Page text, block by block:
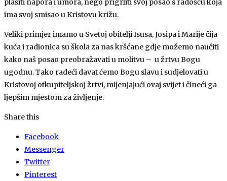
plašiti napora i umora, nego prigrliti svoj posao s radošću koja
ima svoj smisao u Kristovu križu.
Veliki primjer imamo u Svetoj obitelji Isusa, Josipa i Marije čija
kuća i radionica su škola za nas kršćane gdje možemo naučiti
kako naš posao preobražavati u molitvu – u žrtvu Bogu
ugodnu. Tako radeći davat ćemo Bogu slavu i sudjelovati u
Kristovoj otkupiteljskoj žrtvi, mijenjajući ovaj svijet i čineći ga
ljepšim mjestom za življenje.
Share this
Facebook
Messenger
Twitter
Pinterest